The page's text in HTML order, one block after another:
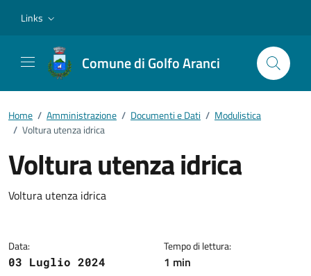
Links
Comune di Golfo Aranci
Home / Amministrazione / Documenti e Dati / Modulistica
/ Voltura utenza idrica
Voltura utenza idrica
Dettagli del documento
Voltura utenza idrica
Data:
03 Luglio 2024
Tempo di lettura:
1 min